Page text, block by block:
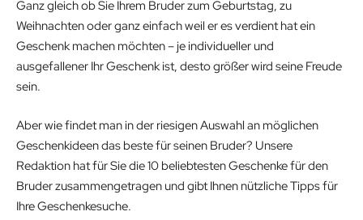
Ganz gleich ob Sie Ihrem Bruder zum Geburtstag, zu
Weihnachten oder ganz einfach weil er es verdient hat ein
Geschenk machen möchten – je individueller und
ausgefallener Ihr Geschenk ist, desto größer wird seine Freude
sein.
Aber wie findet man in der riesigen Auswahl an möglichen
Geschenkideen das beste für seinen Bruder? Unsere
Redaktion hat für Sie die 10 beliebtesten Geschenke für den
Bruder zusammengetragen und gibt Ihnen nützliche Tipps für
Ihre Geschenkesuche.